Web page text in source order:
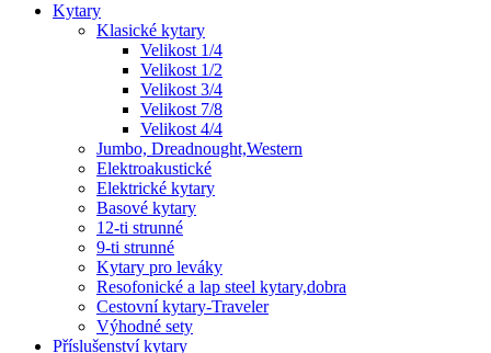
Kytary
Klasické kytary
Velikost 1/4
Velikost 1/2
Velikost 3/4
Velikost 7/8
Velikost 4/4
Jumbo, Dreadnought,Western
Elektroakustické
Elektrické kytary
Basové kytary
12-ti strunné
9-ti strunné
Kytary pro leváky
Resofonické a lap steel kytary,dobra
Cestovní kytary-Traveler
Výhodné sety
Příslušenství kytary